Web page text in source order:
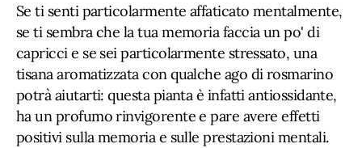
Se ti senti particolarmente affaticato mentalmente,
se ti sembra che la tua memoria faccia un po' di
capricci e se sei particolarmente stressato, una
tisana aromatizzata con qualche ago di rosmarino
potrà aiutarti: questa pianta è infatti antiossidante,
ha un profumo rinvigorente e pare avere effetti
positivi sulla memoria e sulle prestazioni mentali.